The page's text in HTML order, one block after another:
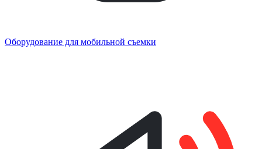
Оборудование для мобильной съемки